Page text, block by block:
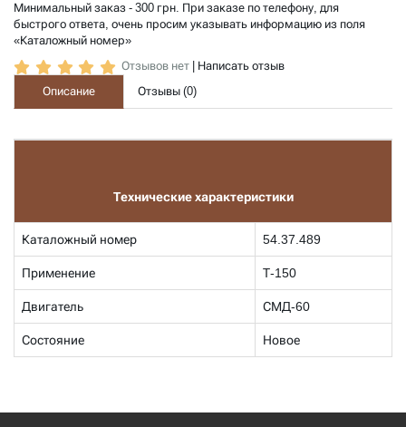
Минимальный заказ - 300 грн. При заказе по телефону, для
быстрого ответа, очень просим указывать информацию из поля
«Каталожный номер»
Отзывов нет
Написать отзыв
Описание
Отзывы (0)
Технические характеристики
Каталожный номер 54.37.489
Применение Т-150
Двигатель СМД-60
Состояние Новое